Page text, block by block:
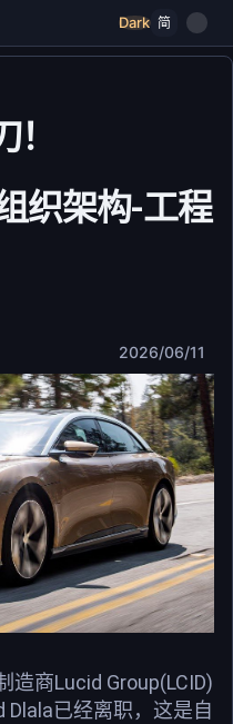
Dark 简
织架构-工程
2026/06/11
造商Lucid Group(LCID)
Dlala已经离职，这是自